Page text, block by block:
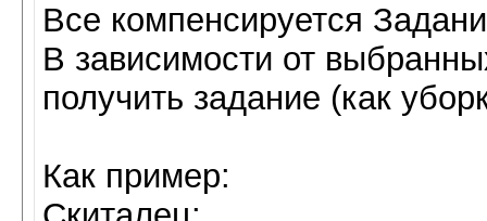
Все компенсируется
В зависимости от
получить задание (как
Как пример: